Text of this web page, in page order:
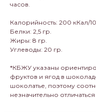
часов.
Калорийность: 200 кКал/
Белки: 2,5 гр.
Жиры: 8 гр.
Углеводы: 20 гр.
*КБЖУ указаны
фруктов и ягод в
шоколатье, поэтому
незначительно